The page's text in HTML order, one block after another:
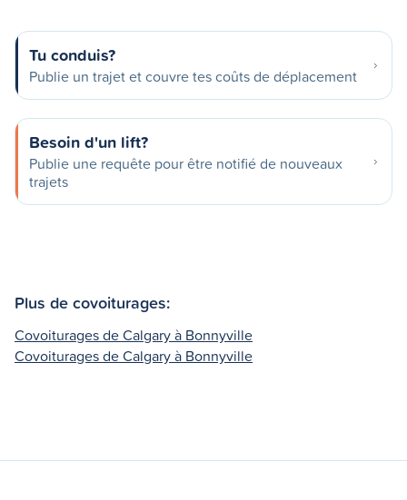
Tu conduis?
Publie un trajet et couvre tes coûts de déplacement
Besoin d'un lift?
Publie une requête pour être notifié de nouveaux
trajets
Plus de covoiturages:
Covoiturages de Calgary à Bonnyville
Covoiturages de Calgary à Bonnyville